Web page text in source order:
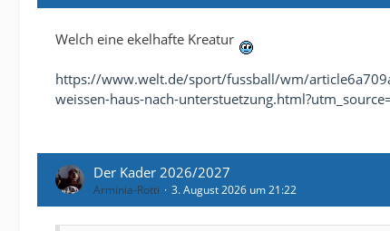
Welch eine ekelhafte Kreatur
https://www.welt.de/sport/fussball/wm/
weissen-haus-nach-
Der Kader 2026/2027
Arminia-Rotti 3. August 2026 um 21:22